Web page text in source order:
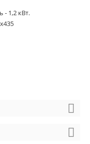
1,2 кВт.